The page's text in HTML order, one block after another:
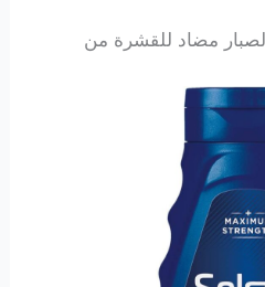
مضاد للقشرة من